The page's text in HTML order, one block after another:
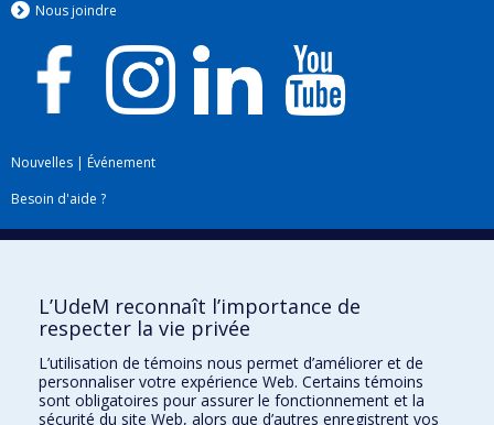
Nous joindre
Nouvelles | Événement
Besoin d'aide ?
Plan du site|Accessibilité
Téléchargez les logos de l'ESPUM
L’UdeM reconnaît l’importance de
respecter la vie privée
L’utilisation de témoins nous permet d’améliorer et de
personnaliser votre expérience Web. Certains témoins
sont obligatoires pour assurer le fonctionnement et la
sécurité du site Web, alors que d’autres enregistrent vos